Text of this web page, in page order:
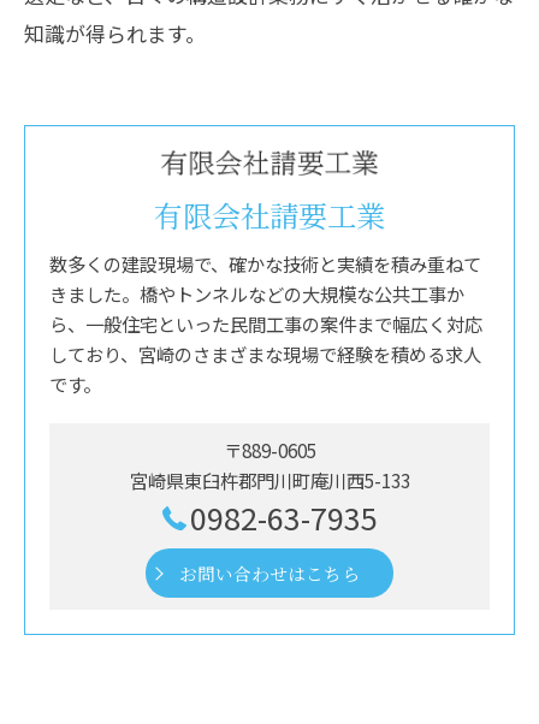
知識が得られます。
有限会社請要工業
数多くの建設現場で、確かな技術と実績を積み重ねて
きました。橋やトンネルなどの大規模な公共工事か
ら、一般住宅といった民間工事の案件まで幅広く対応
しており、宮崎のさまざまな現場で経験を積める求人
です。
〒889-0605
宮崎県東臼杵郡門川町庵川西5-133
0982-63-7935
お問い合わせはこちら